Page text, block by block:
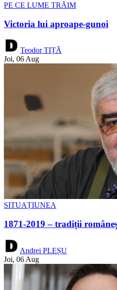
PE CE LUME TRĂIM
Victoria lui aproape-gunoi
Teodor TIȚĂ
Joi, 06 Aug
SITUAȚIUNEA
1871-2019 – tradiții
Andrei PLEȘU
Joi, 06 Aug